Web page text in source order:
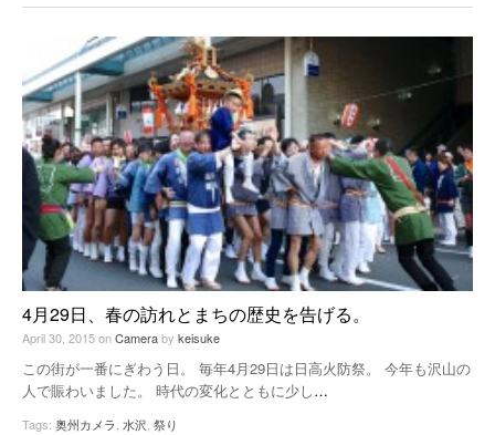
4月29日、春の訪れとまちの歴史を告げる。
April 30, 2015onCameraby keisuke
この街が一番にぎわう日。 毎年4月29日は日高火防祭。 今年も沢山の
人で賑わいました。 時代の変化とともに少し…
Tags: 奥州カメラ, 水沢, 祭り